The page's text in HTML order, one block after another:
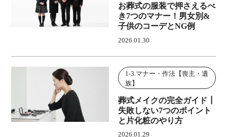
お葬式の服装で押さえるべ
き7つのマナー！男女別&
子供のコーデとNG例
2026.01.30
1-3.マナー・作法【喪主・遺
族】
葬式メイクの完全ガイド┃
失敗しない7つのポイント
と片化粧のやり方
2026.01.29